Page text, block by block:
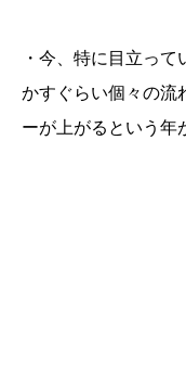
・今、特に目立っ
かすぐらい個々の流
ーが上がるという年